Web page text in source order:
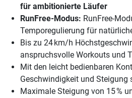
für ambitionierte Läufer
RunFree-Modus: RunFree-
Temporegulierung für
Bis zu 24 km/h
anspruchsvolle Workouts und
Mit den leicht bedienbaren
Geschwindigkeit und Steigung
Maximale Steigung von 15 %